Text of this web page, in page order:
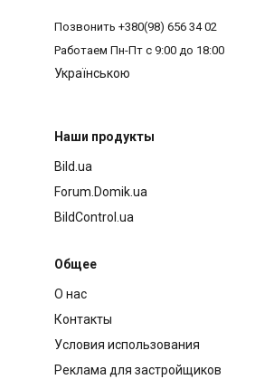
Позвонить +380(98) 656 34 02
Работаем Пн-Пт с 9:00 до 18:00
Українською
Наши продукты
Bild.ua
Forum.Domik.ua
BildControl.ua
Общее
О нас
Контакты
Условия использования
Реклама для застройщиков